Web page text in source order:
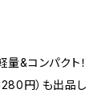
&コンパクト！
円）も出品し